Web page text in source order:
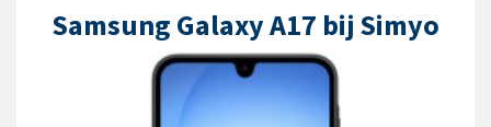
Samsung Galaxy A17 bij Simyo